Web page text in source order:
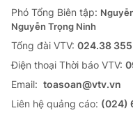
Phó Tổng Biên tập:
Nguyễn Trọng Ninh
Tổng đài VTV: 024.38
Ðiện thoại Thời báo VTV:
Email: toasoan@vtv.vn
Liên hệ quảng cáo: (024)